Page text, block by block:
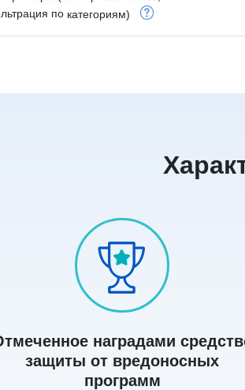
по категориям)
наградами
защиты от вредоносных
программ